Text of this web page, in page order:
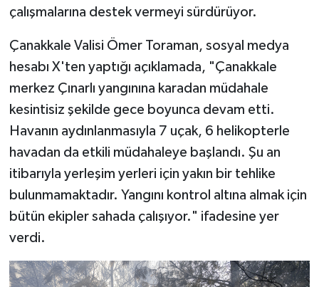
çalışmalarına destek vermeyi sürdürüyor.
Çanakkale Valisi Ömer Toraman, sosyal medya
hesabı X'ten yaptığı açıklamada, "Çanakkale
merkez Çınarlı yangınına karadan müdahale
kesintisiz şekilde gece boyunca devam etti.
Havanın aydınlanmasıyla 7 uçak, 6 helikopterle
havadan da etkili müdahaleye başlandı. Şu an
itibarıyla yerleşim yerleri için yakın bir tehlike
bulunmamaktadır. Yangını kontrol altına almak için
bütün ekipler sahada çalışıyor." ifadesine yer
verdi.